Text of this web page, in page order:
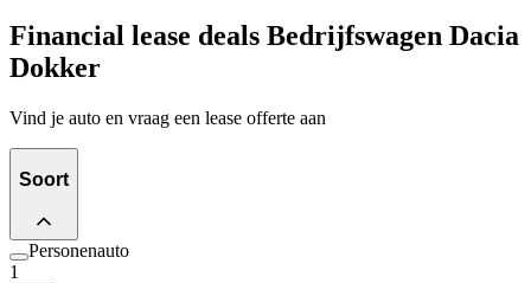
Financial lease deals Bedrijfswagen Dacia
Dokker
Vind je auto en vraag een lease offerte aan
Soort
Personenauto
1